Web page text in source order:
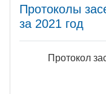
Протоколы
за 2021 год
Протокол